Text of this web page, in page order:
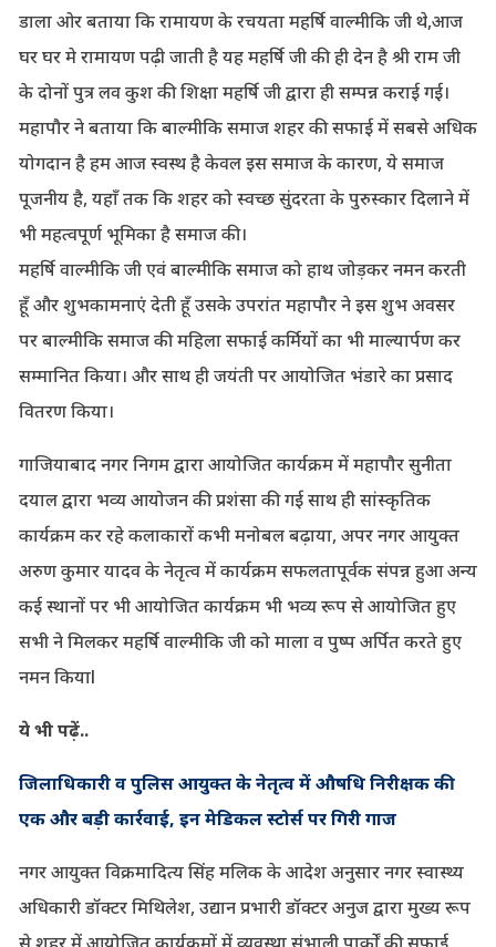
डाला ओर बताया कि रामायण के रचयता महर्षि वाल्मीकि जी थे,आज
घर घर मे रामायण पढ़ी जाती है यह महर्षि जी की ही देन है श्री राम जी
के दोनों पुत्र लव कुश की शिक्षा महर्षि जी द्वारा ही सम्पन्न कराई गई।
महापौर ने बताया कि बाल्मीकि समाज शहर की सफाई में सबसे अधिक
योगदान है हम आज स्वस्थ है केवल इस समाज के कारण, ये समाज
पूजनीय है, यहाँ तक कि शहर को स्वच्छ सुंदरता के पुरुस्कार दिलाने में
भी महत्वपूर्ण भूमिका है समाज की।
महर्षि वाल्मीकि जी एवं बाल्मीकि समाज को हाथ जोड़कर नमन करती
हूँ और शुभकामनाएं देती हूँ उसके उपरांत महापौर ने इस शुभ अवसर
पर बाल्मीकि समाज की महिला सफाई कर्मियों का भी माल्यार्पण कर
सम्मानित किया। और साथ ही जयंती पर आयोजित भंडारे का प्रसाद
वितरण किया।
गाजियाबाद नगर निगम द्वारा आयोजित कार्यक्रम में महापौर सुनीता
दयाल द्वारा भव्य आयोजन की प्रशंसा की गई साथ ही सांस्कृतिक
कार्यक्रम कर रहे कलाकारों कभी मनोबल बढ़ाया, अपर नगर आयुक्त
अरुण कुमार यादव के नेतृत्व में कार्यक्रम सफलतापूर्वक संपन्न हुआ अन्य
कई स्थानों पर भी आयोजित कार्यक्रम भी भव्य रूप से आयोजित हुए
सभी ने मिलकर महर्षि वाल्मीकि जी को माला व पुष्प अर्पित करते हुए
नमन कियाl
ये भी पढ़ें..
जिलाधिकारी व पुलिस आयुक्त के नेतृत्व में औषधि निरीक्षक की
एक और बड़ी कार्रवाई, इन मेडिकल स्टोर्स पर गिरी गाज
नगर आयुक्त विक्रमादित्य सिंह मलिक के आदेश अनुसार नगर स्वास्थ्य
अधिकारी डॉक्टर मिथिलेश, उद्यान प्रभारी डॉक्टर अनुज द्वारा मुख्य रूप